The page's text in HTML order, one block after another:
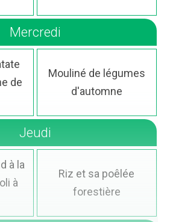
Mercredi
de
Mouliné de légumes
d'automne
Jeudi
à la
à
Riz et sa poêlée
forestière